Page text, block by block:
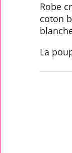
Robe
coton
La